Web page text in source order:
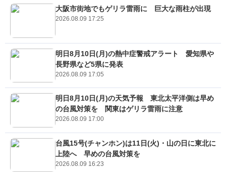
大阪市街地でもゲリラ雷雨に 巨大な雨柱が出現
2026.08.09 17:25
明日8月10日(月)の熱中症警戒アラート 愛知県や
長野県など5県に発表
2026.08.09 17:05
明日8月10日(月)の天気予報 東北太平洋側は早め
の台風対策を 関東はゲリラ雷雨に注意
2026.08.09 17:00
台風15号(チャンホン)は11日(火)・山の日に東北に
上陸へ 早めの台風対策を
2026.08.09 16:23